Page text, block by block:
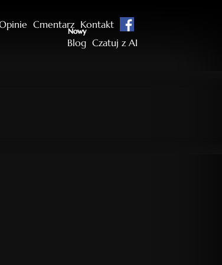
Cmentarz Kontakt
Blog
Nowy
Czatuj z AI